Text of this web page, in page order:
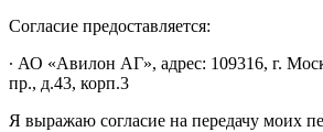
Согласие предоставляется:
∙ АО «Авилон АГ», адрес: 109316, г.
пр., д.43, корп.3
Я выражаю согласие на передачу моих